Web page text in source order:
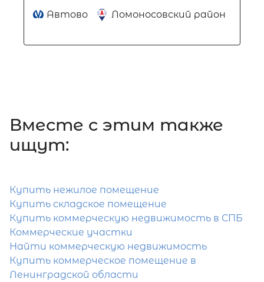
Автово Ломоносовский район
Вместе c этим также
ищут:
Купить нежилое помещение
Купить складское помещение
Купить коммерческую недвижимость в СПБ
Коммерческие участки
Найти коммерческую недвижимость
Купить коммерческое помещение в
Ленинградской области